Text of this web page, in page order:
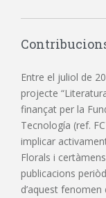
Entre el juliol de
projecte
finançat per la
Tecnología (ref.
implicar
Florals i
publicacions
d’aquest